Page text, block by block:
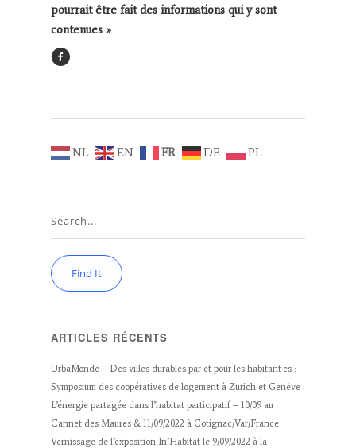
pourrait être fait des informations qui y sont
contenues »
NL EN FR DE PL
ARTICLES RÉCENTS
UrbaMonde – Des villes durables par et pour les habitant·es :
Symposium des coopératives de logement à Zurich et Genève
L’énergie partagée dans l’habitat participatif – 10/09 au
Cannet des Maures & 11/09/2022 à Cotignac/Var/France
Vernissage de l’exposition In’Habitat le 9/09/2022 à la